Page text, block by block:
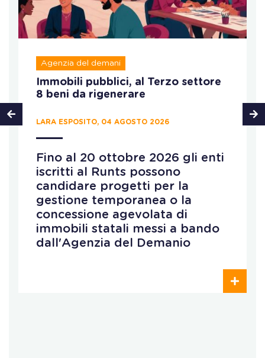
Agenzia del demani
Immobili pubblici, al Terzo settore
8 beni da rigenerare
LARA ESPOSITO, 04 AGOSTO 2026
Fino al 20 ottobre 2026 gli enti
iscritti al Runts possono
candidare progetti per la
gestione temporanea o la
concessione agevolata di
immobili statali messi a bando
dall'Agenzia del Demanio